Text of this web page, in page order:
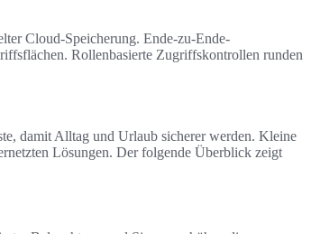
Cloud-Speicherung. Ende-zu-Ende-
Rollenbasierte Zugriffskontrollen runden
damit Alltag und Urlaub sicherer werden. Kleine
Lösungen. Der folgende Überblick zeigt